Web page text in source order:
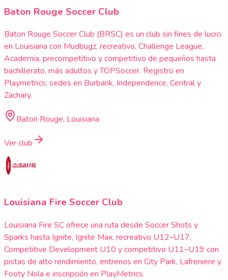
Baton Rouge Soccer Club
Baton Rouge Soccer Club (BRSC) es un club sin fines de lucro
en Louisiana con Mudbugz, recreativo, Challenge League,
Academia, precompetitivo y competitivo de pequeños hasta
bachillerato, más adultos y TOPSoccer. Registro en
Playmetrics; sedes en Burbank, Independence, Central y
Zachary.
Baton Rouge, Louisiana
Ver club
Louisiana Fire Soccer Club
Louisiana Fire SC ofrece una ruta desde Soccer Shots y
Sparks hasta Ignite, Ignite Max, recreativo U12–U17,
Competitive Development U10 y competitivo U11–U19 con
pistas de alto rendimiento, entrenos en City Park, Lafreniere y
Footy Nola e inscripción en PlayMetrics.